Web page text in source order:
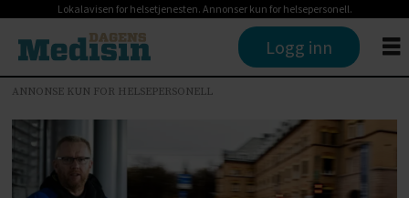
Lokalavisen for helsetjenesten. Annonser kun for helsepersonell.
Logg inn
ANNONSE KUN FOR HELSEPERSONELL